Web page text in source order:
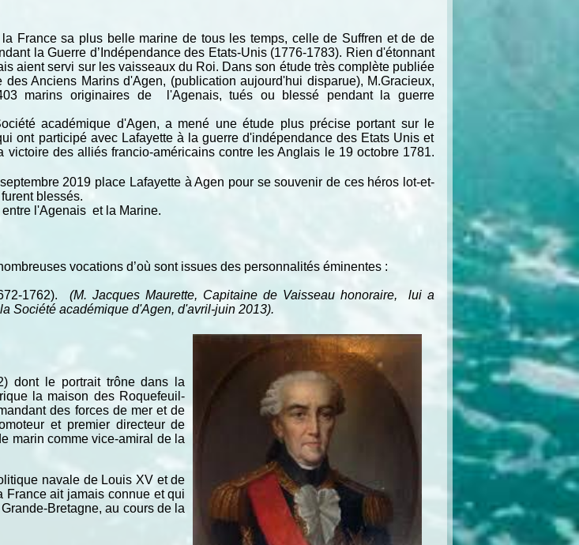
France sa plus belle marine de tous les temps, celle de Suffren et de de
la Guerre d’Indépendance des Etats-Unis (1776-1783). Rien d'étonnant
aient servi sur les vaisseaux du Roi. Dans son étude très complète publiée
Anciens Marins d'Agen, (publication aujourd'hui disparue), M.Gracieux,
marins originaires de l'Agenais, tués ou blessé pendant la guerre
académique d'Agen, a mené une étude plus précise portant sur le
ont participé avec Lafayette à la guerre d'indépendance des Etats Unis et
des alliés francio-américains contre les Anglais le 19 octobre 1781.
2019 place Lafayette à Agen pour se souvenir de ces héros lot-et-
blessés.
l'Agenais et la Marine.
vocations d’où sont issues des personnalités éminentes :
1762).
(M. Jacques Maurette, Capitaine de Vaisseau honoraire, lui a
Société académique d'Agen, d'avril-juin 2013).
dont le portrait trône dans la
la maison des Roquefeuil-
des forces de mer et de
et premier directeur de
marin comme vice-amiral de la
navale de Louis XV et de
France ait jamais connue et qui
Bretagne, au cours de la